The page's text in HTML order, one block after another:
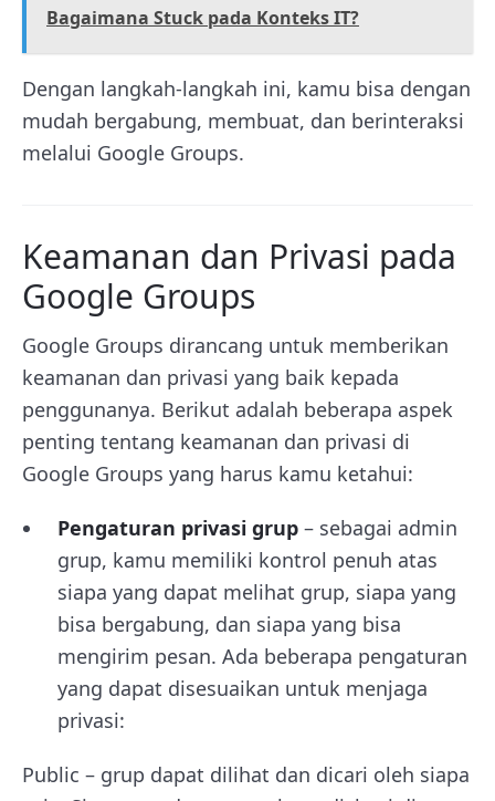
Bagaimana Stuck pada Konteks IT?
Dengan langkah-langkah ini, kamu bisa dengan
mudah bergabung, membuat, dan berinteraksi
melalui Google Groups.
Keamanan dan Privasi pada
Google Groups
Google Groups dirancang untuk memberikan
keamanan dan privasi yang baik kepada
penggunanya. Berikut adalah beberapa aspek
penting tentang keamanan dan privasi di
Google Groups yang harus kamu ketahui:
Pengaturan privasi grup – sebagai admin
grup, kamu memiliki kontrol penuh atas
siapa yang dapat melihat grup, siapa yang
bisa bergabung, dan siapa yang bisa
mengirim pesan. Ada beberapa pengaturan
yang dapat disesuaikan untuk menjaga
privasi:
Public – grup dapat dilihat dan dicari oleh siapa